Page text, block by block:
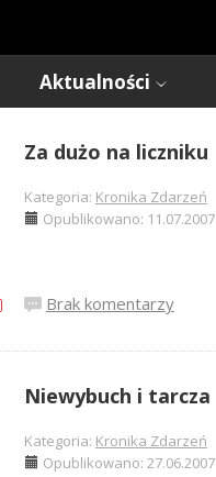
Aktualności
Za dużo na liczniku
Kategoria: Kronika Zdarzeń
Opublikowano: 11.07.2007
Brak komentarzy
Niewybuch i tarcza
Kategoria: Kronika Zdarzeń
Opublikowano: 27.06.2007